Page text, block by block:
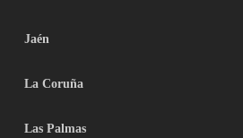
Jaén
La Coruña
Las Palmas